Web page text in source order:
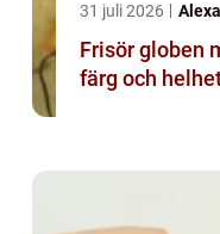
31 juli 2026
Frisör globen modern salong för hår,
färg och